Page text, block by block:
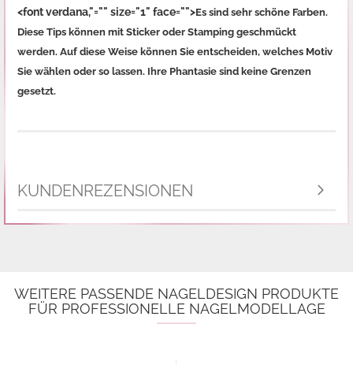
<font verdana,"="" size="1" face="">Es sind sehr schöne Farben.
Diese Tips können mit Sticker oder Stamping geschmückt
werden. Auf diese Weise können Sie entscheiden, welches Motiv
Sie wählen oder so lassen. Ihre Phantasie sind keine Grenzen
gesetzt.
KUNDENREZENSIONEN
WEITERE PASSENDE NAGELDESIGN PRODUKTE
FÜR PROFESSIONELLE NAGELMODELLAGE